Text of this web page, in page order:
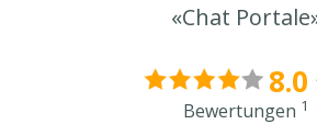
«Chat
8.0
Bewertungen 1